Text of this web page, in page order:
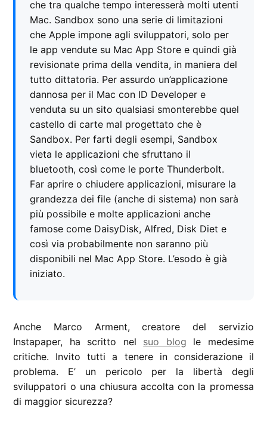
che tra qualche tempo interesserà molti utenti
Mac. Sandbox sono una serie di limitazioni
che Apple impone agli sviluppatori, solo per
le app vendute su Mac App Store e quindi già
revisionate prima della vendita, in maniera del
tutto dittatoria. Per assurdo un’applicazione
dannosa per il Mac con ID Developer e
venduta su un sito qualsiasi smonterebbe quel
castello di carte mal progettato che è
Sandbox. Per farti degli esempi, Sandbox
vieta le applicazioni che sfruttano il
bluetooth, così come le porte Thunderbolt.
Far aprire o chiudere applicazioni, misurare la
grandezza dei file (anche di sistema) non sarà
più possibile e molte applicazioni anche
famose come DaisyDisk, Alfred, Disk Diet e
così via probabilmente non saranno più
disponibili nel Mac App Store. L’esodo è già
iniziato.
Anche Marco Arment, creatore del servizio
Instapaper, ha scritto nel suo blog le medesime
critiche. Invito tutti a tenere in considerazione il
problema. E’ un pericolo per la libertà degli
sviluppatori o una chiusura accolta con la promessa
di maggior sicurezza?